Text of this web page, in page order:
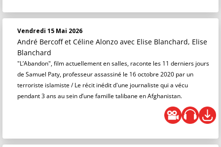
Vendredi 15 Mai 2026
André Bercoff et Céline Alonzo avec Elise Blanchard, Elise
Blanchard
"L’Abandon", film actuellement en salles, raconte les 11 derniers jours
de Samuel Paty, professeur assassiné le 16 octobre 2020 par un
terroriste islamiste / Le récit inédit d'une journaliste qui a vécu
pendant 3 ans au sein d’une famille talibane en Afghanistan.